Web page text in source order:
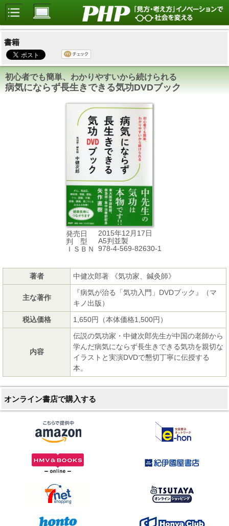
書籍
初心者でも簡単、わかりやすいから続けられる
病気にならず長生きできる気功DVDブック
発売日
2015年12月17日
判 型
A5判並製
ＩＳＢＮ
978-4-569-82630-1
著者 中健次郎著 《気功家、鍼灸師》
主な著作
『病気が治る「気功入門」DVDブック』（マ
キノ出版）
税込価格
1,650円（本体価格1,500円）
内容
伝説の気功家・中健次郎先生が中国の老師から
学んだ病気にならず長生きできる気功を親切な
イラストと実演DVDで懇切丁寧に伝授する
本。
オンライン書店で購入する